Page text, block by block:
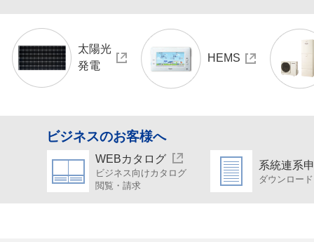
太陽光
発電
HEMS
ビジネスのお客様へ
WEBカタログ
ビジネス向けカタログ
閲覧・請求
系統連系
ダウンロード